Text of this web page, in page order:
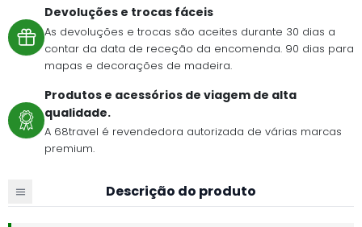
Devoluções e trocas fáceis
As devoluções e trocas são aceites durante 30 dias a
contar da data de receção da encomenda. 90 dias para
mapas e decorações de madeira.
Produtos e acessórios de viagem de alta
qualidade.
A 68travel é revendedora autorizada de várias marcas
premium.
Descrição do produto